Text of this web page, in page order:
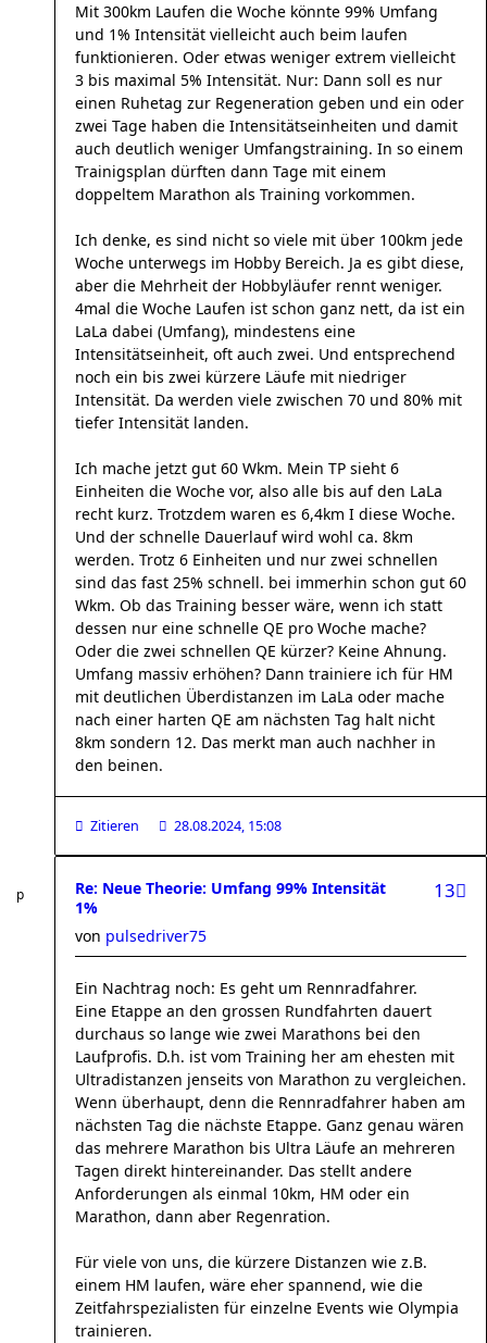
Mit 300km Laufen die Woche könnte 99% Umfang
und 1% Intensität vielleicht auch beim laufen
funktionieren. Oder etwas weniger extrem vielleicht
3 bis maximal 5% Intensität. Nur: Dann soll es nur
einen Ruhetag zur Regeneration geben und ein oder
zwei Tage haben die Intensitätseinheiten und damit
auch deutlich weniger Umfangstraining. In so einem
Trainigsplan dürften dann Tage mit einem
doppeltem Marathon als Training vorkommen.
Ich denke, es sind nicht so viele mit über 100km jede
Woche unterwegs im Hobby Bereich. Ja es gibt diese,
aber die Mehrheit der Hobbyläufer rennt weniger.
4mal die Woche Laufen ist schon ganz nett, da ist ein
LaLa dabei (Umfang), mindestens eine
Intensitätseinheit, oft auch zwei. Und entsprechend
noch ein bis zwei kürzere Läufe mit niedriger
Intensität. Da werden viele zwischen 70 und 80% mit
tiefer Intensität landen.
Ich mache jetzt gut 60 Wkm. Mein TP sieht 6
Einheiten die Woche vor, also alle bis auf den LaLa
recht kurz. Trotzdem waren es 6,4km I diese Woche.
Und der schnelle Dauerlauf wird wohl ca. 8km
werden. Trotz 6 Einheiten und nur zwei schnellen
sind das fast 25% schnell. bei immerhin schon gut 60
Wkm. Ob das Training besser wäre, wenn ich statt
dessen nur eine schnelle QE pro Woche mache?
Oder die zwei schnellen QE kürzer? Keine Ahnung.
Umfang massiv erhöhen? Dann trainiere ich für HM
mit deutlichen Überdistanzen im LaLa oder mache
nach einer harten QE am nächsten Tag halt nicht
8km sondern 12. Das merkt man auch nachher in
den beinen.
Zitieren 28.08.2024, 15:08
Re: Neue Theorie: Umfang 99% Intensität
1%
13
von pulsedriver75
Ein Nachtrag noch: Es geht um Rennradfahrer.
Eine Etappe an den grossen Rundfahrten dauert
durchaus so lange wie zwei Marathons bei den
Laufprofis. D.h. ist vom Training her am ehesten mit
Ultradistanzen jenseits von Marathon zu vergleichen.
Wenn überhaupt, denn die Rennradfahrer haben am
nächsten Tag die nächste Etappe. Ganz genau wären
das mehrere Marathon bis Ultra Läufe an mehreren
Tagen direkt hintereinander. Das stellt andere
Anforderungen als einmal 10km, HM oder ein
Marathon, dann aber Regenration.
Für viele von uns, die kürzere Distanzen wie z.B.
einem HM laufen, wäre eher spannend, wie die
Zeitfahrspezialisten für einzelne Events wie Olympia
trainieren.